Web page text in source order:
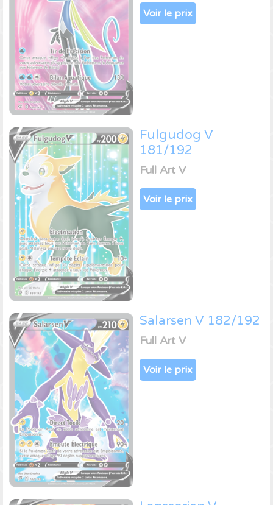
Voir le prix
Fulgudog V
181/192
Full Art V
Voir le prix
Salarsen V 182/192
Full Art V
Voir le prix